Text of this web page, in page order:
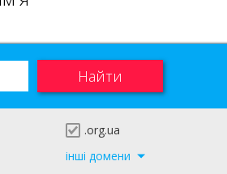
.org.ua
інші домени